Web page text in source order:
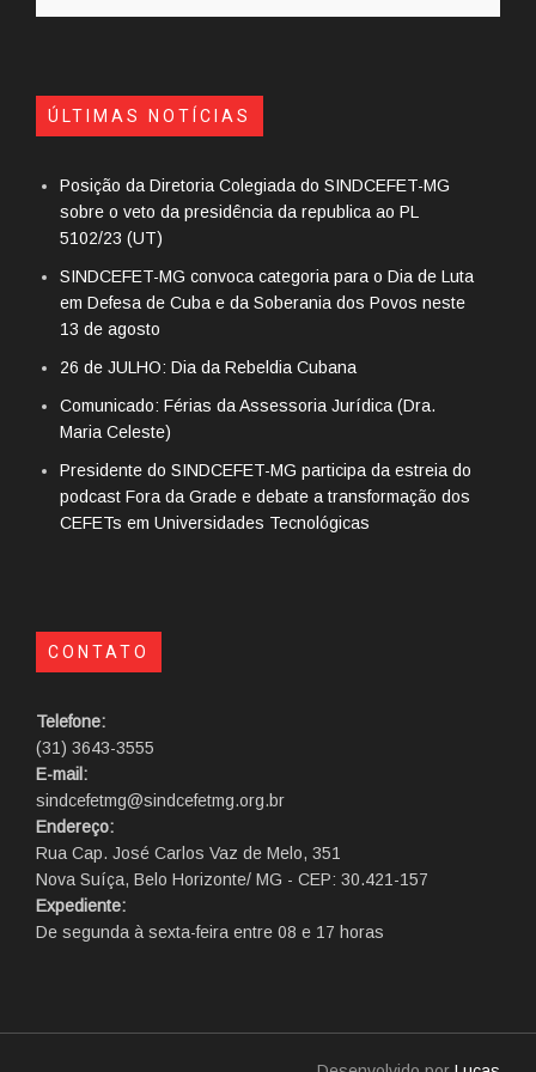
ÚLTIMAS NOTÍCIAS
Posição da Diretoria Colegiada do SINDCEFET-MG
sobre o veto da presidência da republica ao PL
5102/23 (UT)
SINDCEFET-MG convoca categoria para o Dia de Luta
em Defesa de Cuba e da Soberania dos Povos neste
13 de agosto
26 de JULHO: Dia da Rebeldia Cubana
Comunicado: Férias da Assessoria Jurídica (Dra.
Maria Celeste)
Presidente do SINDCEFET-MG participa da estreia do
podcast Fora da Grade e debate a transformação dos
CEFETs em Universidades Tecnológicas
CONTATO
Telefone:
(31) 3643-3555
E-mail:
sindcefetmg@sindcefetmg.org.br
Endereço:
Rua Cap. José Carlos Vaz de Melo, 351
Nova Suíça, Belo Horizonte/ MG - CEP: 30.421-157
Expediente:
De segunda à sexta-feira entre 08 e 17 horas